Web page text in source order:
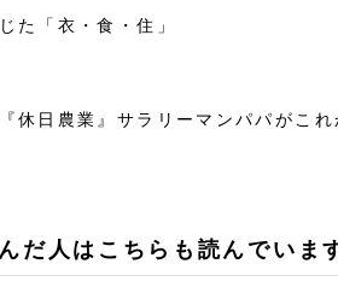
た「衣・食・住」
休日農業』サラリーマンパパがこ
だ人はこちらも読んでいま